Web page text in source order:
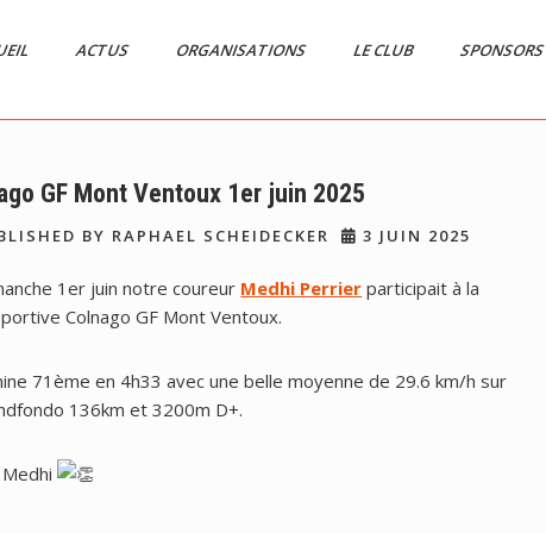
ACTUS ORGANISATIONS LE CLUB SPONSORS
GF Mont Ventoux 1er juin 2025
BY RAPHAEL SCHEIDECKER 3 JUIN 2025
1er juin notre coureur Medhi Perrier participait à la
Colnago GF Mont Ventoux.
71ème en 4h33 avec une belle moyenne de 29.6 km/h sur
136km et 3200m D+.
Medhi